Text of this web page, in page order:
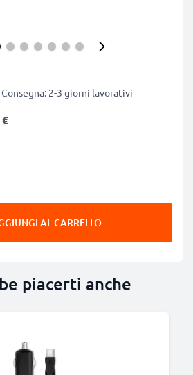
Consegna: 2-3 giorni lavorativi
AL CARRELLO
piacerti anche